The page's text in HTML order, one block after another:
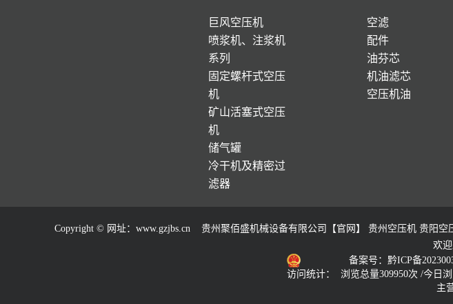
巨风空压机
喷浆机、注浆机
系列
固定螺杆式空压
机
矿山活塞式空压
机
储气罐
冷干机及精密过
滤器
空滤
配件
油芬芯
机油滤芯
空压机油
Copyright © 网址： www.gzjbs.cn贵州聚佰盛机械设备有限公司【官网】 贵州空压机 贵阳空
欢
备案号：黔ICP备
访问统计： 浏览总量309950次 /今日浏
主